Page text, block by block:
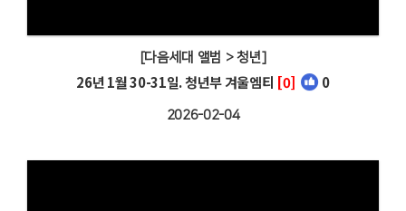
[다음세대 앨범 > 청년]
26년 1월 30-31일. 청년부 겨울엠티 [0] 0
2026-02-04